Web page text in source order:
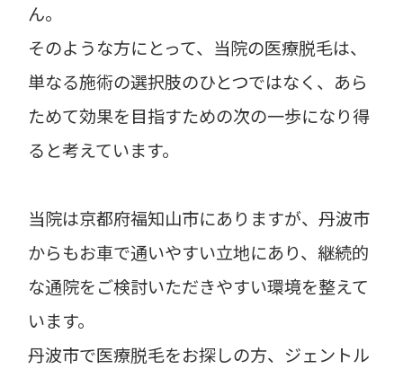
ん。
そのような方にとって、当院の医療脱毛は、
単なる施術の選択肢のひとつではなく、あら
ためて効果を目指すための次の一歩になり得
ると考えています。
当院は京都府福知山市にありますが、丹波市
からもお車で通いやすい立地にあり、継続的
な通院をご検討いただきやすい環境を整えて
います。
丹波市で医療脱毛をお探しの方、ジェントル